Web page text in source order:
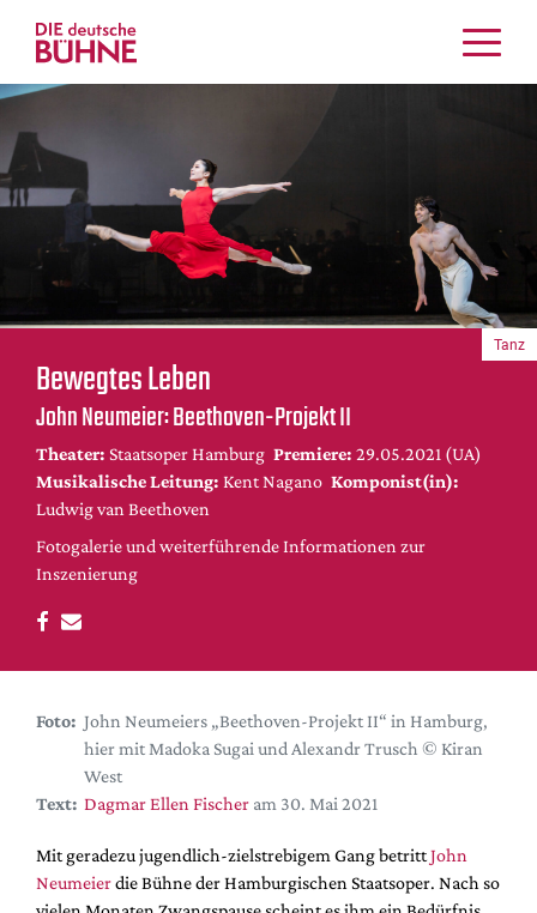
Kritiken
Musiktheater
Tanz
Crossover
Bühnenwelt
Festivals & Veranstaltungen
Menschen & Theater
Themen
Internationales
Nachrufe
Medientipps
DdB-map
Kalender
Premierensuche
Festival-Planer
Hefte
Alle Hefte
Leseproben
Service
Bewegtes Leben
John Neumeier: Beethoven-Projekt II
Theater: Staatsoper Hamburg Premiere: 29.05.2021 (UA)
Musikalische Leitung: Kent Nagano Komponist(in):
Ludwig van Beethoven
Fotogalerie und weiterführende Informationen zur
Inszenierung
Tanz
Foto: John Neumeiers „Beethoven-Projekt II“ in Hamburg,
hier mit Madoka Sugai und Alexandr Trusch © Kiran
West
Text: Dagmar Ellen Fischer am 30. Mai 2021
Mit geradezu jugendlich-zielstrebigem Gang betrittJohn
Neumeierdie Bühne der Hamburgischen Staatsoper. Nach so